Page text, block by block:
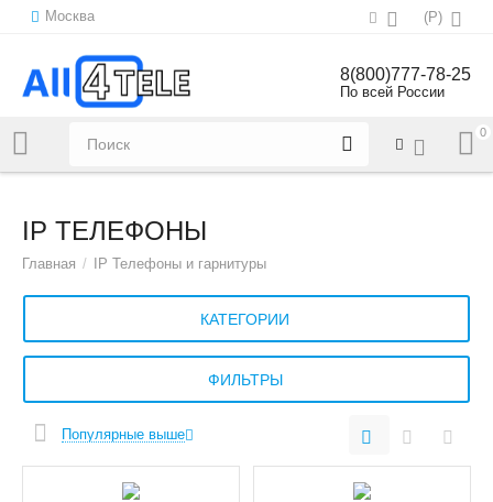
Москва (Р)
Напишите нам:sales@all4tele.com
8(800)777-78-25
По всей России
0
IP ТЕЛЕФОНЫ
Главная / IP Телефоны и гарнитуры
КАТЕГОРИИ
ФИЛЬТРЫ
Популярные выше